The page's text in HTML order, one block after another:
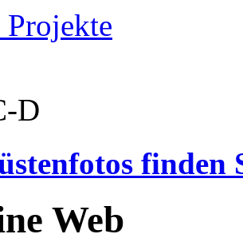
D
finden
Web